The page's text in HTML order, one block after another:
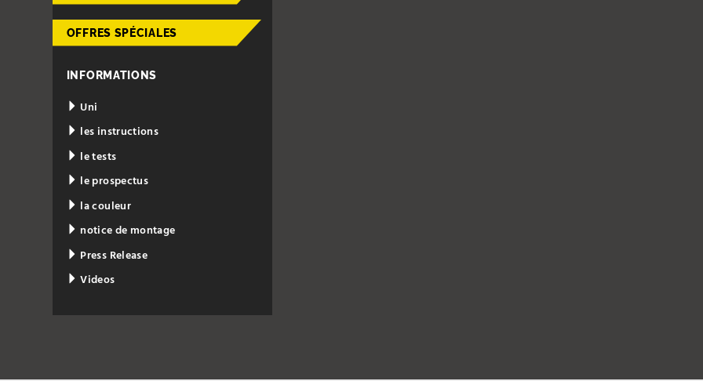
OFFRES SPÉCIALES
INFORMATIONS
Uni
les instructions
le tests
le prospectus
la couleur
notice de montage
Press Release
Videos